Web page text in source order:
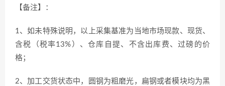
【备注】：
1、如未特殊说明，以上采集基准为当地市场现款、现货、
含税（税率13%）、仓库自提、不含出库费、过磅的价
格；
2、加工交货状态中，圆钢为粗磨光，扁钢或者模块均为黑